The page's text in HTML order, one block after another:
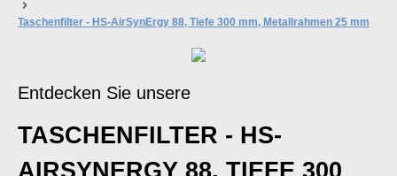
Taschenfilter - HS-AirSynErgy 88, Tiefe 300 mm, Metallrahmen 25 mm
Entdecken Sie unsere
TASCHENFILTER - HS-
AIRSYNERGY 88, TIEFE 300